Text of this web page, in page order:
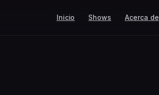
Inicio Shows Acerca de